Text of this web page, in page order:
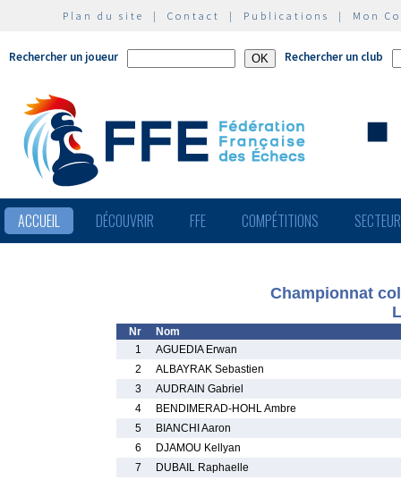
Plan du site | Contact | Publications | Mon
Rechercher un joueur Rechercher un club
ACCUEIL DÉCOUVRIR FFE COMPÉTITIONS
Championnat
Nr
Nom
1
AGUEDIA Erwan
2
ALBAYRAK Sebastien
3
AUDRAIN Gabriel
4
BENDIMERAD-HOHL Ambre
5
BIANCHI Aaron
6
DJAMOU Kellyan
7
DUBAIL Raphaelle